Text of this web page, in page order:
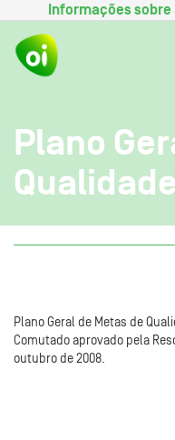
Informações sobre
Plano
Plano Geral de Metas de
Comutado aprovado pela
outubro de 2008.